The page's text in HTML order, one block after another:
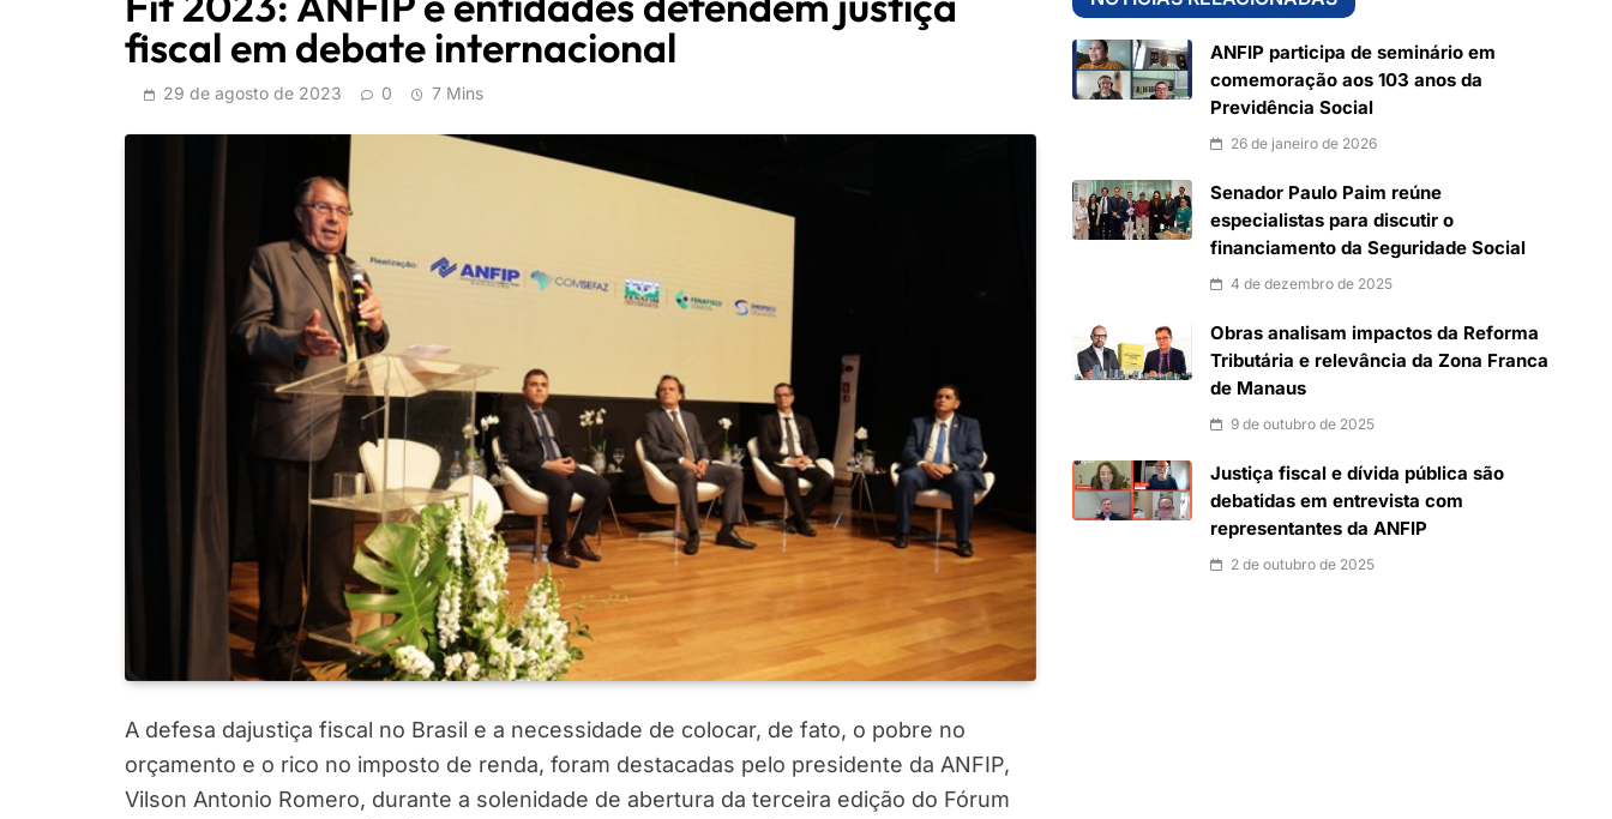
fiscal em debate internacional
29 de agosto de 2023 0 7 Mins
A defesa dajustiça fiscal no Brasil e a necessidade de colocar, de fato, o pobre no
orçamento e o rico no imposto de renda, foram destacadas pelo presidente da ANFIP,
Vilson Antonio Romero, durante a solenidade de abertura da terceira edição do Fórum
ANFIP participa de seminário em
comemoração aos 103 anos da
Previdência Social
26 de janeiro de 2026
Senador Paulo Paim reúne
especialistas para discutir o
financiamento da Seguridade Social
4 de dezembro de 2025
Obras analisam impactos da Reforma
Tributária e relevância da Zona Franca
de Manaus
9 de outubro de 2025
Justiça fiscal e dívida pública são
debatidas em entrevista com
representantes da ANFIP
2 de outubro de 2025